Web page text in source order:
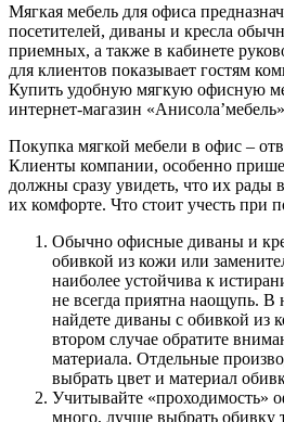
Мягкая мебель для офиса
посетителей, диваны и кресла
приемных, а также в кабинете
для клиентов показывает гостям
Купить удобную мягкую офисную
интернет-магазин
Покупка мягкой мебели в офис –
Клиенты компании, особенно
должны сразу увидеть, что их рады
их комфорте. Что стоит учесть при
Обычно офисные диваны и
обивкой из кожи или
наиболее устойчива к
не всегда приятна наощупь. В
найдете диваны с обивкой из
втором случае обратите
материала. Отдельные
выбрать цвет и материал
Учитывайте «проходимость»
много, лучше выбрать обивку